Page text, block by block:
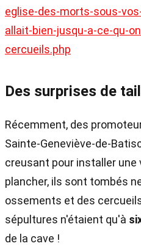
eglise-des-morts-sous-
allait-bien-jusqu-a-ce-qu-
cercueils.php
Des surprises de
Récemment, des
Sainte-Geneviève-de-
creusant pour installer
plancher, ils sont tombés
ossements et des
sépultures n'étaient qu'à
de la cave !